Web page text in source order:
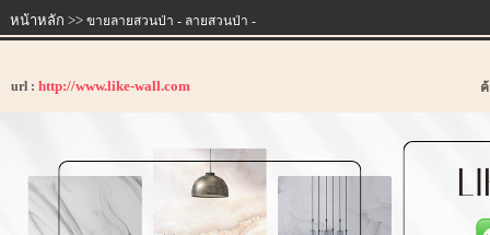
หน้าหลัก >> ขายลายสวนป่า - ลายสวนป่า -
url : http://www.like-wall.com